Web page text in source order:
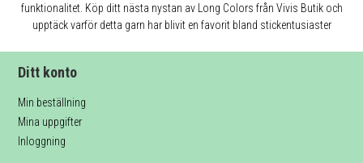
funktionalitet. Köp ditt nästa nystan av Long Colors från Vivis Butik och
upptäck varför detta garn har blivit en favorit bland stickentusiaster
Ditt konto
Min beställning
Mina uppgifter
Inloggning